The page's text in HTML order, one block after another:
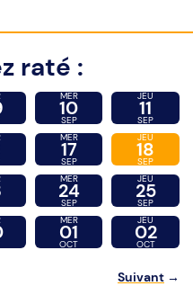
raté :
MER
10
SEP
JEU
11
SEP
MER
17
SEP
JEU
18
SEP
MER
24
SEP
JEU
25
SEP
MER
01
OCT
JEU
02
OCT
Suivant →